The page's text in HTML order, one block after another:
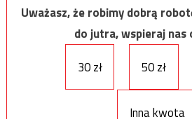
Uważasz, że robimy dobrą
do jutra, wspieraj nas
30 zł
50 zł
Inna kwota